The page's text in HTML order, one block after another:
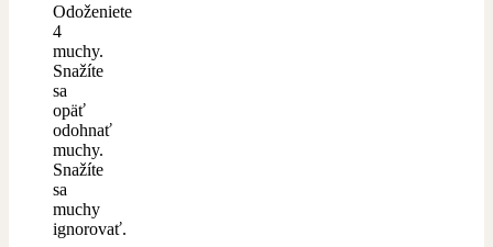
Odoženiete
4
muchy.
Snažíte
sa
opäť
odohnať
muchy.
Snažíte
sa
muchy
ignorovať.